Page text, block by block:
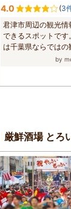
4.0 (3
君津市周辺の観光情
できるスポットです
は千葉県ならではの
by
厳鮮酒場 とろ